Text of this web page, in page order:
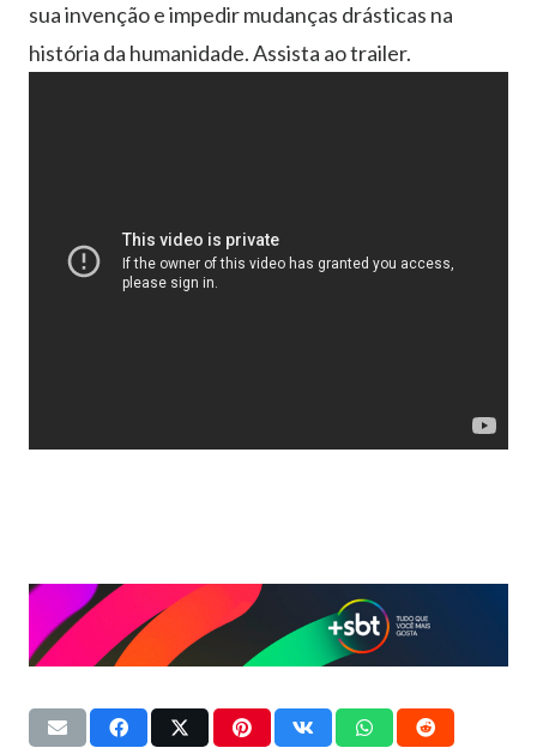
sua invenção e impedir mudanças drásticas na
história da humanidade. Assista ao trailer.